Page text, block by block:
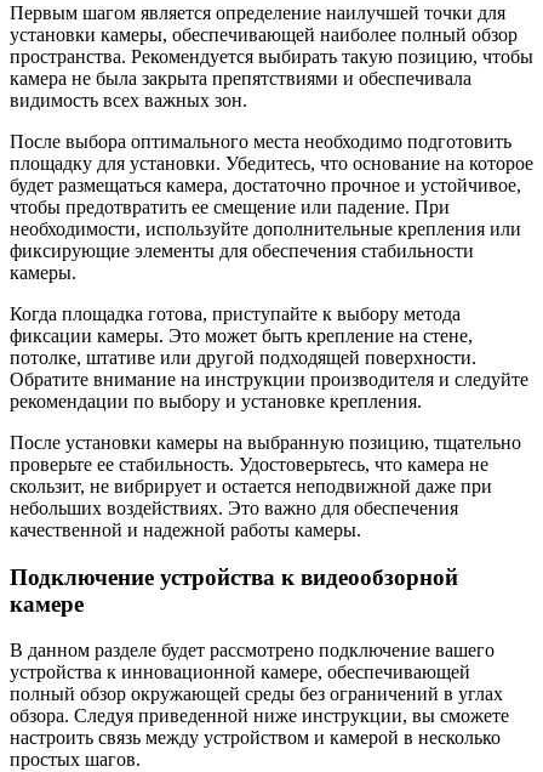
Первым шагом является определение наилучшей точки для
установки камеры, обеспечивающей наиболее полный обзор
пространства. Рекомендуется выбирать такую позицию, чтобы
камера не была закрыта препятствиями и обеспечивала
видимость всех важных зон.
После выбора оптимального места необходимо подготовить
площадку для установки. Убедитесь, что основание на которое
будет размещаться камера, достаточно прочное и устойчивое,
чтобы предотвратить ее смещение или падение. При
необходимости, используйте дополнительные крепления или
фиксирующие элементы для обеспечения стабильности
камеры.
Когда площадка готова, приступайте к выбору метода
фиксации камеры. Это может быть крепление на стене,
потолке, штативе или другой подходящей поверхности.
Обратите внимание на инструкции производителя и следуйте
рекомендации по выбору и установке крепления.
После установки камеры на выбранную позицию, тщательно
проверьте ее стабильность. Удостоверьтесь, что камера не
скользит, не вибрирует и остается неподвижной даже при
небольших воздействиях. Это важно для обеспечения
качественной и надежной работы камеры.
Подключение устройства к видеообзорной
камере
В данном разделе будет рассмотрено подключение вашего
устройства к инновационной камере, обеспечивающей
полный обзор окружающей среды без ограничений в углах
обзора. Следуя приведенной ниже инструкции, вы сможете
настроить связь между устройством и камерой в несколько
простых шагов.